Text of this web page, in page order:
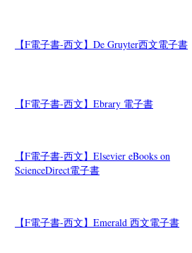
【F電子書-西文】De Gruyter西文電子書
【F電子書-西文】Ebrary 電子書
【F電子書-西文】Elsevier eBooks on
ScienceDirect電子書
【F電子書-西文】Emerald 西文電子書